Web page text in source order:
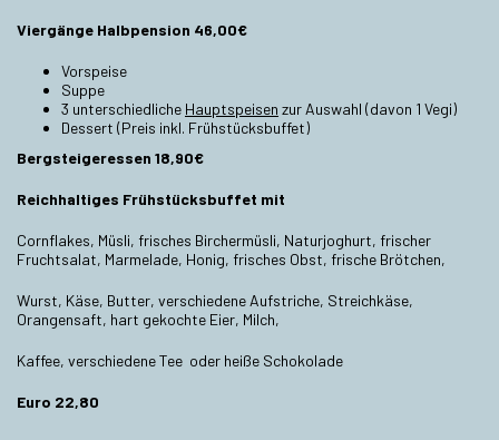
Viergänge Halbpension 46,00€
Vorspeise
Suppe
3 unterschiedliche Hauptspeisen zur Auswahl (davon 1 Vegi)
Dessert (Preis inkl. Frühstücksbuffet)
Bergsteigeressen 18,90€
Reichhaltiges Frühstücksbuffet mit
Cornflakes, Müsli, frisches Birchermüsli, Naturjoghurt, frischer
Fruchtsalat, Marmelade, Honig, frisches Obst, frische Brötchen,
Wurst, Käse, Butter, verschiedene Aufstriche, Streichkäse,
Orangensaft, hart gekochte Eier, Milch,
Kaffee, verschiedene Tee oder heiße Schokolade
Euro 22,80